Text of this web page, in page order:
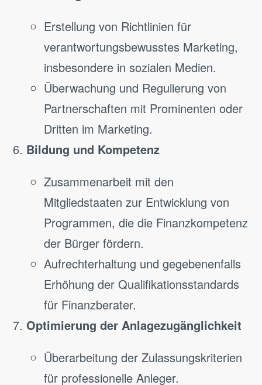
Erstellung von Richtlinien für
verantwortungsbewusstes Marketing,
insbesondere in sozialen Medien.
Überwachung und Regulierung von
Partnerschaften mit Prominenten oder
Dritten im Marketing.
Bildung und Kompetenz
Zusammenarbeit mit den
Mitgliedstaaten zur Entwicklung von
Programmen, die die Finanzkompetenz
der Bürger fördern.
Aufrechterhaltung und gegebenenfalls
Erhöhung der Qualifikationsstandards
für Finanzberater.
Optimierung der Anlagezugänglichkeit
Überarbeitung der Zulassungskriterien
für professionelle Anleger.